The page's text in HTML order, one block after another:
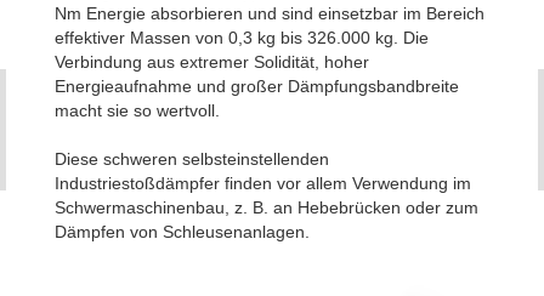
Nm Energie absorbieren und sind einsetzbar im Bereich
effektiver Massen von 0,3 kg bis 326.000 kg. Die
Verbindung aus extremer Solidität, hoher
Energieaufnahme und großer Dämpfungsbandbreite
macht sie so wertvoll.
Diese schweren selbsteinstellenden
Industriestoßdämpfer finden vor allem Verwendung im
Schwermaschinenbau, z. B. an Hebebrücken oder zum
Dämpfen von Schleusenanlagen.